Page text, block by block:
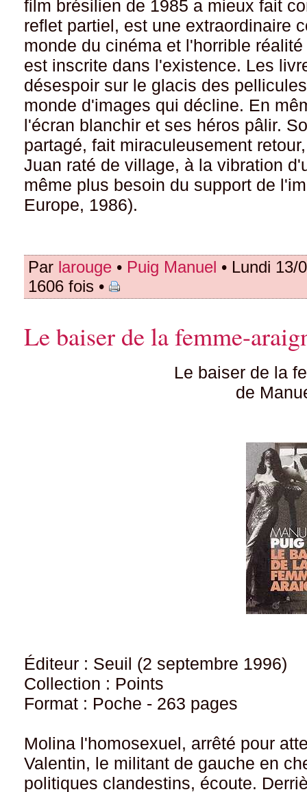
film brésilien de 1985 a mieux fait
reflet partiel, est une extraordinaire
monde du cinéma et l'horrible
est inscrite dans l'existence. Les
désespoir sur le glacis des
monde d'images qui décline. En
l'écran blanchir et ses héros pâlir.
partagé, fait miraculeusement
Juan raté de village, à la vibration
même plus besoin du support de
Europe, 1986).
Par larouge • Puig Manuel • Lundi 13/
1606 fois •
Le baiser de la femme-
Le baiser de la
de
Éditeur : Seuil (2 septembre 1996)
Collection : Points
Format : Poche - 263 pages
Molina l'homosexuel, arrêté pour
Valentin, le militant de gauche en
politiques clandestins, écoute.